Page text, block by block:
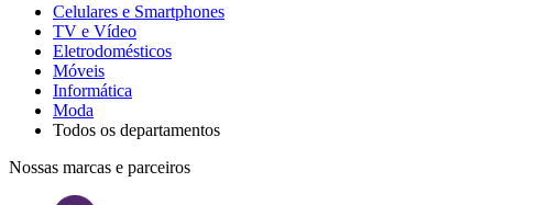
Celulares e Smartphones
TV e Vídeo
Eletrodomésticos
Móveis
Informática
Moda
Todos os departamentos
Nossas marcas e parceiros